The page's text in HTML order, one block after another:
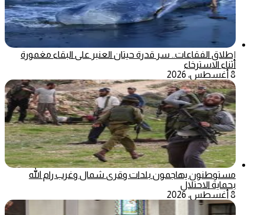
إطلاق الفقاعات.. سر قدرة حيتان العنبر على البقاء مغمورة
أثناء الاسترخاء
8 أغسطس، 2026
مستوطنون يهاجمون بلدات وقرى شمال وغرب رام الله
بحماية الاحتلال
8 أغسطس، 2026